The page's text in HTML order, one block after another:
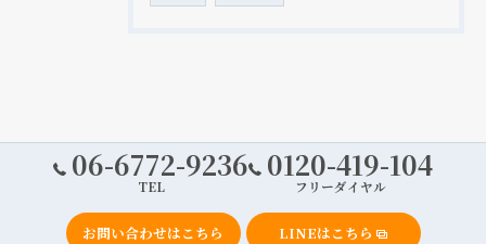
06-6772-9236
TEL
0120-419-104
フリーダイヤル
お問い合わせはこちら LINEはこちら